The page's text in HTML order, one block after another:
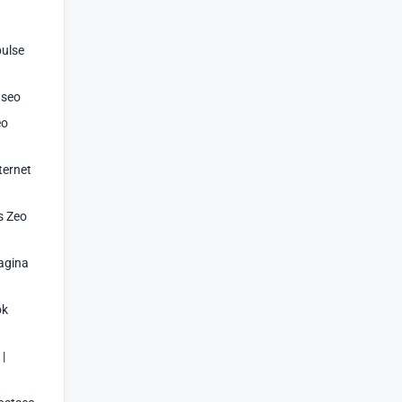
Zeo